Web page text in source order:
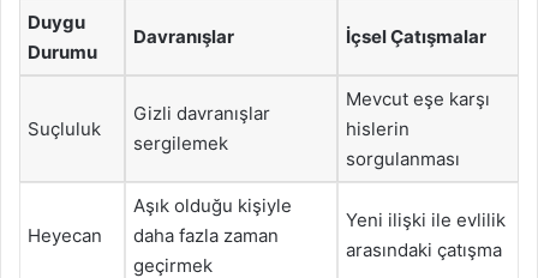
Duygu
Durumu
Davranışlar İçsel Çatışmalar
Suçluluk
Gizli davranışlar
sergilemek
Mevcut eşe karşı
hislerin
sorgulanması
Heyecan
Aşık olduğu kişiyle
daha fazla zaman
geçirmek
Yeni ilişki ile evlilik
arasındaki çatışma